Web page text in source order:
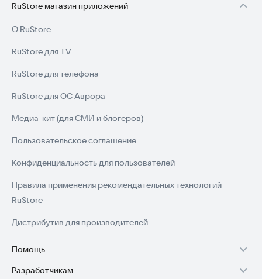
RuStore магазин приложений
О RuStore
RuStore для TV
RuStore для телефона
RuStore для ОС Аврора
Медиа-кит (для СМИ и блогеров)
Пользовательское соглашение
Конфиденциальность для пользователей
Правила применения рекомендательных технологий
RuStore
Дистрибутив для производителей
Помощь
Установка RuStore на TV
Разработчикам